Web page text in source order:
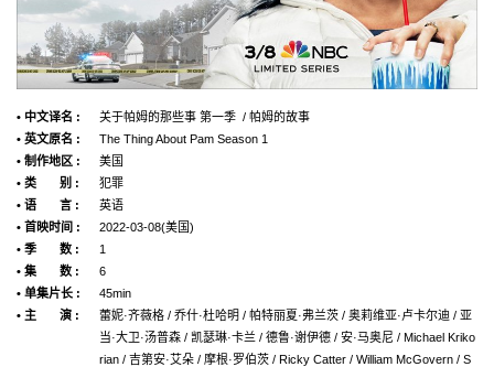
• 中文译名 :
关于帕姆的那些事 第一季 / 帕姆的故事
• 英文原名 :
The Thing About Pam Season 1
• 制作地区 :
美国
• 类 别 :
犯罪
• 语 言 :
英语
• 首映时间 :
2022-03-08(美国)
• 季 数 :
1
• 集 数 :
6
• 单集片长 :
45min
• 主 演 :
蕾妮·齐薇格 / 乔什·杜哈明 / 帕特丽夏·弗兰茨 / 奥莉维亚·卢卡尔迪 / 亚
当·大卫·汤普森 / 凯瑟琳·卡兰 / 德鲁·谢伊德 / 安·马奥尼 / Michael Kriko
rian / 吉第安·艾朵 / 摩根·罗伯茨 / Ricky Catter / William McGovern / S